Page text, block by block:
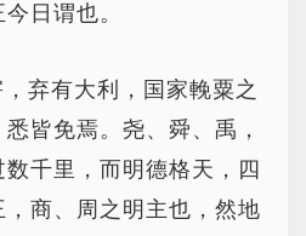
日谓也。
弃有大利，国家輓粟之
皆免焉。尧、舜、禹，
千里，而明德格天，四
商、周之明主也，然地